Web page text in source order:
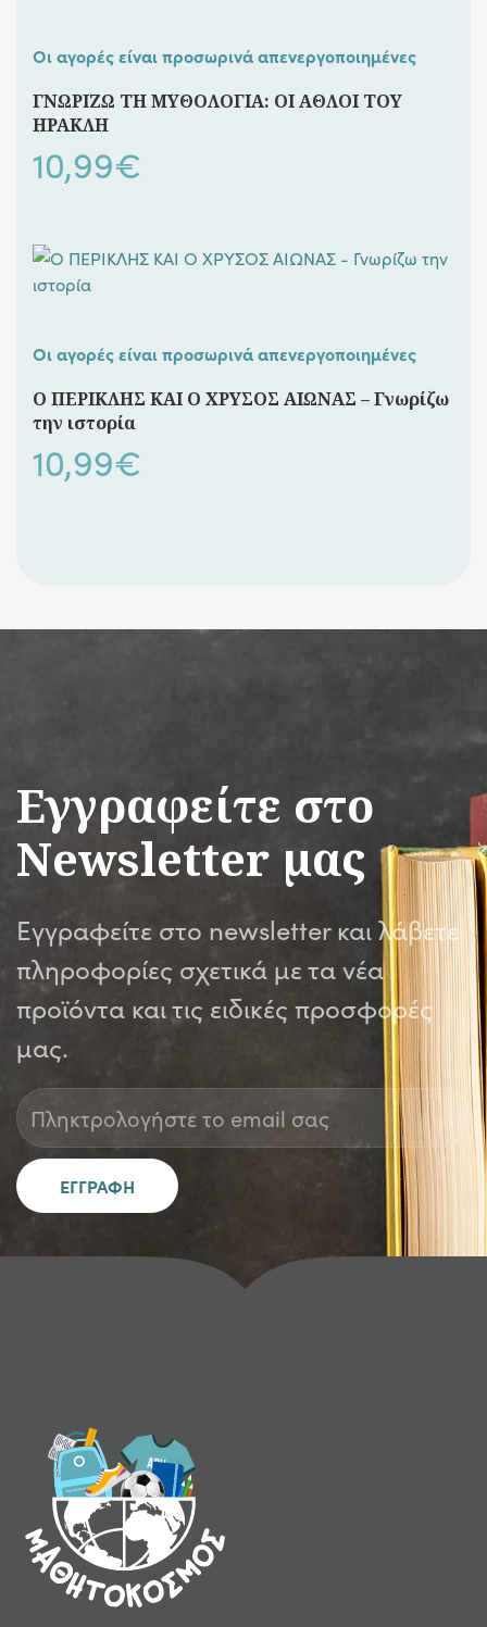
Οι αγορές είναι προσωρινά απενεργοποιημένες
ΓΝΩΡΙΖΩ ΤΗ ΜΥΘΟΛΟΓΙΑ: ΟΙ ΑΘΛΟΙ ΤΟΥ
ΗΡΑΚΛΗ
10,99€
Οι αγορές είναι προσωρινά απενεργοποιημένες
Ο ΠΕΡΙΚΛΗΣ ΚΑΙ Ο ΧΡΥΣΟΣ ΑΙΩΝΑΣ – Γνωρίζω
την ιστορία
10,99€
Εγγραφείτε στο
Newsletter μας
Εγγραφείτε στο newsletter και λάβετε
πληροφορίες σχετικά με τα νέα
προϊόντα και τις ειδικές προσφορές
μας.